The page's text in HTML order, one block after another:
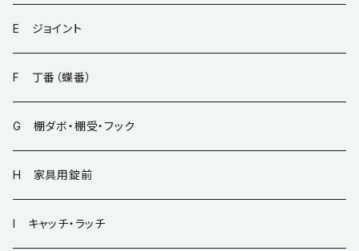
E ジョイント
F 丁番（蝶番）
G 棚ダボ・棚受・フック
H 家具用錠前
I キャッチ・ラッチ